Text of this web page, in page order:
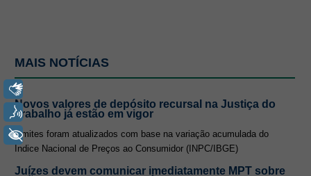
MAIS NOTÍCIAS
Novos valores de depósito recursal na Justiça do
Trabalho já estão em vigor
Limites foram atualizados com base na variação acumulada do
Índice Nacional de Preços ao Consumidor (INPC/IBGE)
Juízes devem comunicar imediatamente MPT sobre
Voz
+ Acessibilidade